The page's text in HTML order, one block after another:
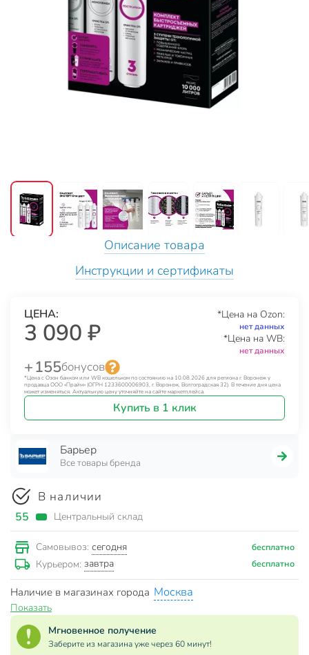
Описание товара
Инструкции и сертификаты
ЦЕНА:
3 090 ₽
*Цена на Ozon:
нет данных
*Цена на WB:
нет данных
+ 155бонусов
*Цена с Озон банком или WB кошельком по состоянию на 10.08.2026 для региона г. Воронеж у
продавца ООО «Прайм» (ОГРН 1233600006903, г. Воронеж, Волгоградская 32). В течение дня цена
может изменяться. Актуальную цену уточняйте на сайте маркетплейса.
Купить в 1 клик
Барьер
Все товары бренда
В наличии
55 Центральный склад
Самовывоз: сегодня бесплатно
Курьером: завтра бесплатно
Наличие в магазинах города Москва
Показать
Мгновенное получение
Заберите из магазина уже через 60 минут!